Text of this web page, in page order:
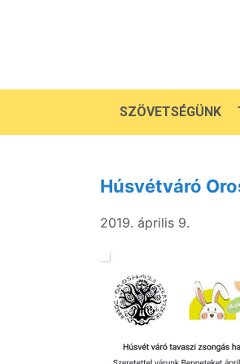
SZÖVETSÉGÜNK
Húsvétváró
2019. április 9.